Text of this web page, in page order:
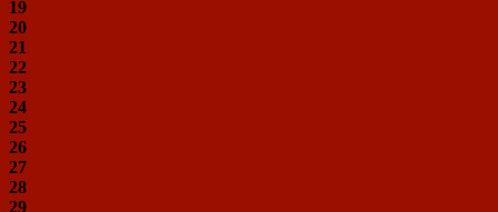
19
20
21
22
23
24
25
26
27
28
29